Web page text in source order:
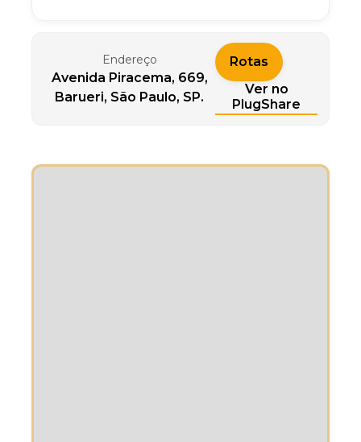
Endereço
Avenida Piracema, 669,
Barueri, São Paulo, SP.
Rotas
Ver no
PlugShare